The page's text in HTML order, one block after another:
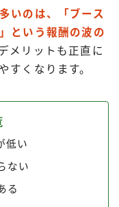
いのは、「ブース
という報酬の波の
メリットも正直に
すくなります。
低い
ない
る